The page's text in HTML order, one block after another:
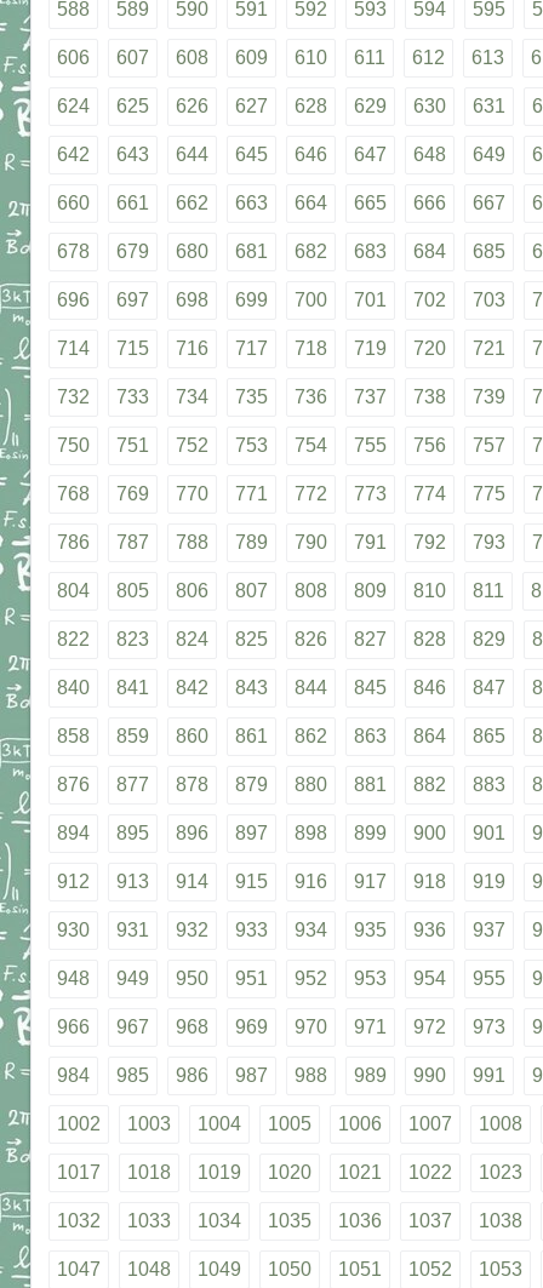
588 589 590 591 592 593 594 595
606 607 608 609 610 611 612 613
624 625 626 627 628 629 630 631
642 643 644 645 646 647 648 649
660 661 662 663 664 665 666 667
678 679 680 681 682 683 684 685
696 697 698 699 700 701 702 703
714 715 716 717 718 719 720 721
732 733 734 735 736 737 738 739
750 751 752 753 754 755 756 757
768 769 770 771 772 773 774 775
786 787 788 789 790 791 792 793
804 805 806 807 808 809 810 811
822 823 824 825 826 827 828 829
840 841 842 843 844 845 846 847
858 859 860 861 862 863 864 865
876 877 878 879 880 881 882 883
894 895 896 897 898 899 900 901
912 913 914 915 916 917 918 919
930 931 932 933 934 935 936 937
948 949 950 951 952 953 954 955
966 967 968 969 970 971 972 973
984 985 986 987 988 989 990 991
1002 1003 1004 1005 1006 1007 1008
1017 1018 1019 1020 1021 1022 1023
1032 1033 1034 1035 1036 1037 1038
1047 1048 1049 1050 1051 1052 1053